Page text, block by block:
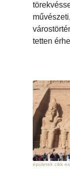
tetten
épületek cikk